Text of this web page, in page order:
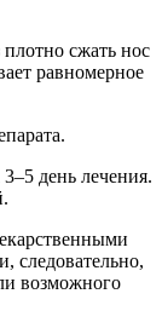
плотно сжать нос
равномерное
день лечения.
следовательно,
возможного